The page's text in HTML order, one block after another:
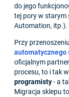
do jego
tej pory w starym
Automation, itp.).
Przy
automatycznego
oficjalnym
procesu, to i tak
programisty- a
Migracja sklepu